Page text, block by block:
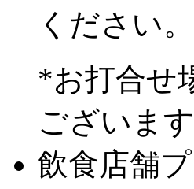
ください。
*お打合せ
ございます
飲食店舗